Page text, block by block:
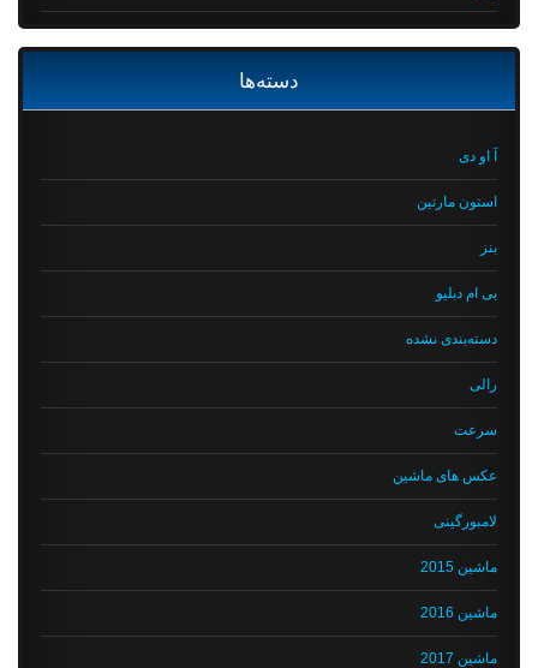
دسته‌ها
آ او دی
استون مارتین
بی ام دبلیو
دسته‌بندی نشده
رالی
سرعت
عکس های ماشین
لامبورگینی
ماشین 2015
ماشین 2016
ماشین 2017